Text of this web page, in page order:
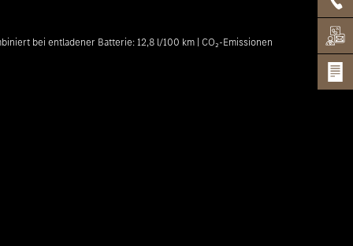
bei entladener Batterie: 12,8 l/100 km | CO₂-Emissionen